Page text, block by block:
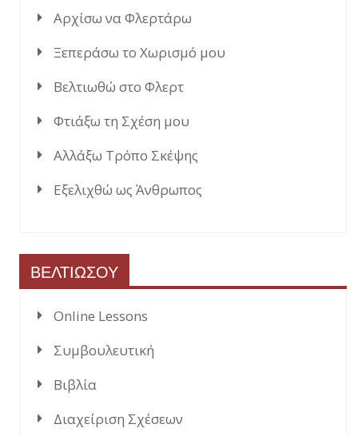
Αρχίσω να Φλερτάρω
Ξεπεράσω το Χωρισμό μου
Βελτιωθώ στο Φλερτ
Φτιάξω τη Σχέση μου
Αλλάξω Τρόπο Σκέψης
Εξελιχθώ ως Άνθρωπος
ΒΕΛΤΙΩΣΟΥ
Online Lessons
Συμβουλευτική
Βιβλία
Διαχείριση Σχέσεων